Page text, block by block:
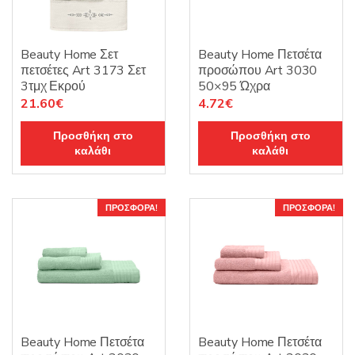
Beauty Home Σετ
πετσέτες Art 3173 Σετ
3τμχ Εκρού
Original
price
21.60€Η
τρέχουσα
τιμή
είναι:
21.60€.
Προσθήκη στο
καλάθι
Beauty Home Πετσέτα
προσώπου Art 3030
50×95 Ώχρα
Original
price
4.72€Η
τρέχουσα
τιμή
είναι:
4.72€.
Προσθήκη στο
καλάθι
ΠΡΟΣΦΟΡΆ!
Beauty Home Πετσέτα
ΠΡΟΣΦΟΡΆ!
Beauty Home Πετσέτα